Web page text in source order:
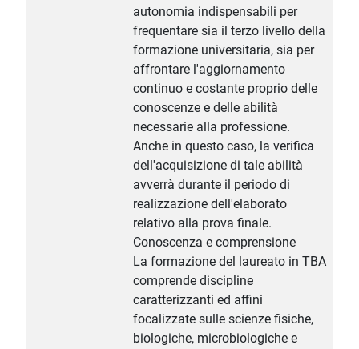
autonomia indispensabili per
frequentare sia il terzo livello della
formazione universitaria, sia per
affrontare l'aggiornamento
continuo e costante proprio delle
conoscenze e delle abilità
necessarie alla professione.
Anche in questo caso, la verifica
dell'acquisizione di tale abilità
avverrà durante il periodo di
realizzazione dell'elaborato
relativo alla prova finale.
Conoscenza e comprensione
La formazione del laureato in TBA
comprende discipline
caratterizzanti ed affini
focalizzate sulle scienze fisiche,
biologiche, microbiologiche e